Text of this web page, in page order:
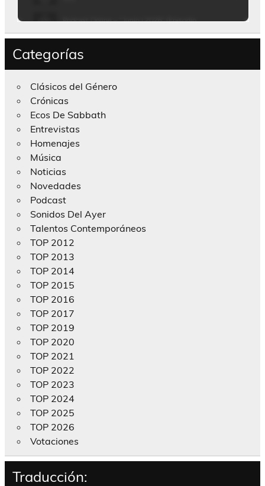
Categorías
Clásicos del Género
Crónicas
Ecos De Sabbath
Entrevistas
Homenajes
Música
Noticias
Novedades
Podcast
Sonidos Del Ayer
Talentos Contemporáneos
TOP 2012
TOP 2013
TOP 2014
TOP 2015
TOP 2016
TOP 2017
TOP 2019
TOP 2020
TOP 2021
TOP 2022
TOP 2023
TOP 2024
TOP 2025
TOP 2026
Votaciones
Traducción: